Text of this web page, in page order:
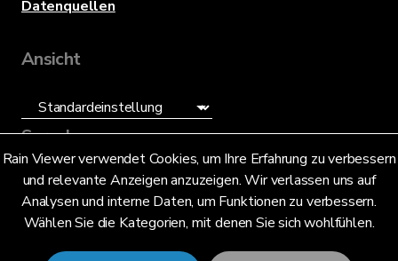
Rain Viewer verwendet Cookies, um Ihre Erfahrung zu verbessern
und relevante Anzeigen anzuzeigen. Wir verlassen uns auf
Analysen und interne Daten, um Funktionen zu verbessern.
Wählen Sie die Kategorien, mit denen Sie sich wohlfühlen.
Datenquellen
Ansicht
Sprache
Deutsch (DE)